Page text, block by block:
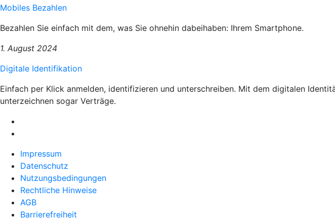
Mobiles Bezahlen
Bezahlen Sie einfach mit dem, was Sie ohnehin dabeihaben: Ihrem Smartphone.
1. August 2024
Digitale Identifikation
Einfach per Klick anmelden, identifizieren und unterschreiben. Mit dem digitalen
unterzeichnen sogar Verträge.
Impressum
Datenschutz
Nutzungsbedingungen
Rechtliche Hinweise
AGB
Barrierefreiheit